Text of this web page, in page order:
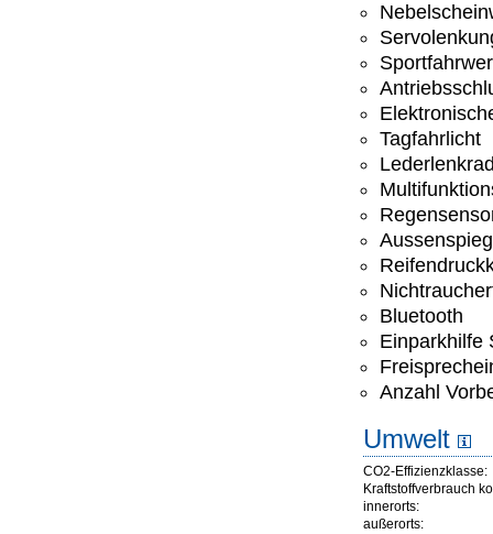
Tagfahrlicht
Bluetooth
Einparkhilfe
Anzahl
Umwelt
CO2-Effizienzklasse:
Kraftstoffverbrauch
innerorts:
außerorts: